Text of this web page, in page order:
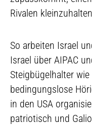
Rivalen
So arbeiten Israel
Israel über AIPAC
Steigbügelhalter wie
bedingungslose
in den USA
patriotisch und